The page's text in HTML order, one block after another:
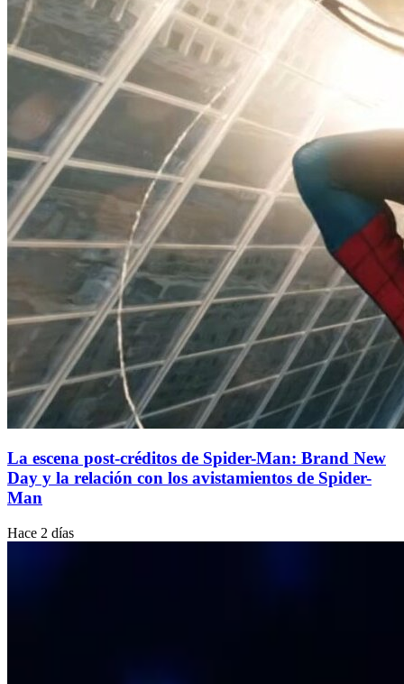
La escena post-créditos de Spider-Man: Brand New
Day y la relación con los avistamientos de Spider-
Man
Hace 2 días